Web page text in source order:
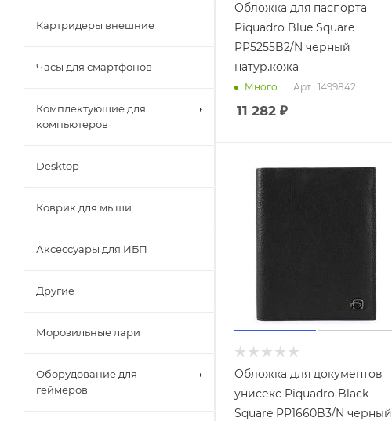
Обложка для паспорта
Piquadro Blue Square
PP5255B2/N черный
натур.кожа
Много Арт.: 1499842
11 282 ₽
Обложка для документов
унисекс Piquadro Black
Square PP1660B3/N черный
Картридеры внешние
Часы для смартфонов
Комплектующие для
компьютеров
Desktop
Коврик для мыши
Аксессуары для ИБП
Другие
Морозильные лари
Оборудование для
геймеров